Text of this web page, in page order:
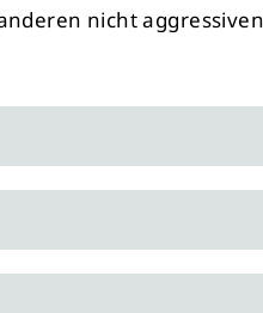
nicht